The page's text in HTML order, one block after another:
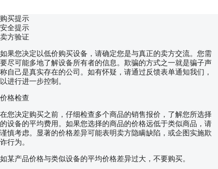
购买提示
安全提示
卖方验证
如果您决定以低价购买设备，请确定您是与真正的卖方交流。您需
要尽可能多地了解设备所有者的信息。欺骗的方式之一就是骗子声
称自己是真实存在的公司。如有怀疑，请通过反馈表单通知我们，
以进行进一步控制。
价格检查
在您决定购买之前，仔细检查多个商品的销售报价，了解您所选择
的设备的平均费用。如果您选择的商品的价格远低于类似商品，请
谨慎考虑。显著的价格差异可能表明卖方隐瞒缺陷，或企图实施欺
诈行为。
如某产品价格与类似设备的平均价格差异过大，不要购买。